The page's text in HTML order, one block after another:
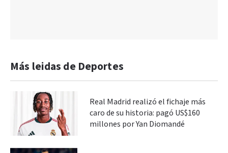
Más leidas de Deportes
Real Madrid realizó el fichaje más
caro de su historia: pagó US$160
millones por Yan Diomandé